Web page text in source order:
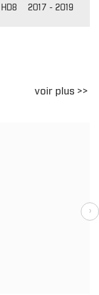
Traxter HD8 2017 - 2019
voir plus >>
›